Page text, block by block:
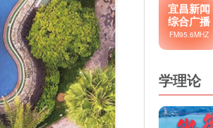
宜昌新闻
综合广播
FM95.6MHZ
学理论